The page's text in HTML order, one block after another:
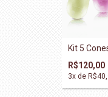
Kit 5
R$120,00
3x de